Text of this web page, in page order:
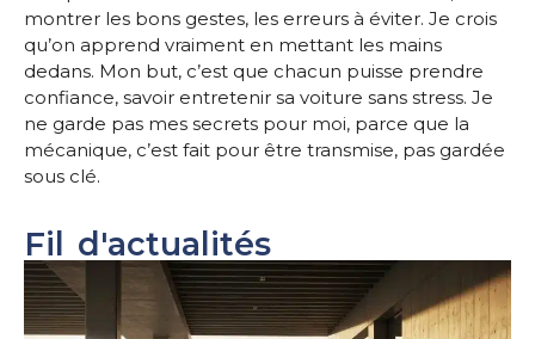
montrer les bons gestes, les erreurs à éviter. Je crois
qu’on apprend vraiment en mettant les mains
dedans. Mon but, c’est que chacun puisse prendre
confiance, savoir entretenir sa voiture sans stress. Je
ne garde pas mes secrets pour moi, parce que la
mécanique, c’est fait pour être transmise, pas gardée
sous clé.
Fil d'actualités